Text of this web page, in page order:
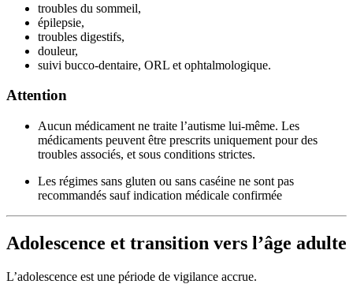
troubles du sommeil,
épilepsie,
troubles digestifs,
douleur,
suivi bucco-dentaire, ORL et ophtalmologique.
Attention
Aucun médicament ne traite l’autisme lui-même. Les
médicaments peuvent être prescrits uniquement pour des
troubles associés, et sous conditions strictes.
Les régimes sans gluten ou sans caséine ne sont pas
recommandés sauf indication médicale confirmée
Adolescence et transition vers l’âge adulte
L’adolescence est une période de vigilance accrue.